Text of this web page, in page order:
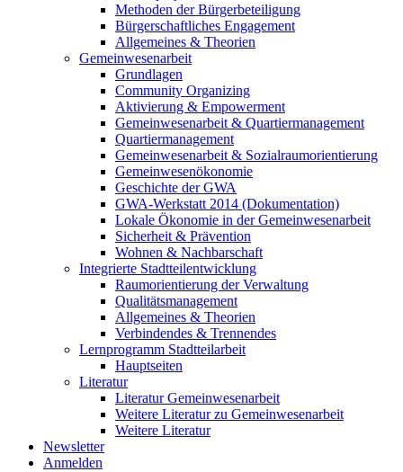
Methoden der Bürgerbeteiligung
Bürgerschaftliches Engagement
Allgemeines & Theorien
Gemeinwesenarbeit
Grundlagen
Community Organizing
Aktivierung & Empowerment
Gemeinwesenarbeit & Quartiermanagement
Quartiermanagement
Gemeinwesenarbeit & Sozialraumorientierung
Gemeinwesenökonomie
Geschichte der GWA
GWA-Werkstatt 2014 (Dokumentation)
Lokale Ökonomie in der Gemeinwesenarbeit
Sicherheit & Prävention
Wohnen & Nachbarschaft
Integrierte Stadtteilentwicklung
Raumorientierung der Verwaltung
Qualitätsmanagement
Allgemeines & Theorien
Verbindendes & Trennendes
Lernprogramm Stadtteilarbeit
Hauptseiten
Literatur
Literatur Gemeinwesenarbeit
Weitere Literatur zu Gemeinwesenarbeit
Weitere Literatur
Newsletter
Anmelden